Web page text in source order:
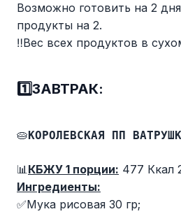
Возможно готовить на 2
продукты на 2.
‼️Вес всех продуктов в
1️⃣ЗАВТРАК:
🥧 КОРОЛЕВСКАЯ ПП
📊КБЖУ 1 порции: 477 Ккал
Ингредиенты:
✅Мука рисовая 30 гр;